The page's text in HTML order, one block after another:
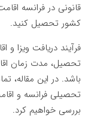
قانونی در فرانسه
کشور تحصیل کنید.
فرآیند دریافت ویزا
تحصیل، مدت زمان
باشد. در این مقاله،
تحصیلی فرانسه و
بررسی خواهیم کرد.